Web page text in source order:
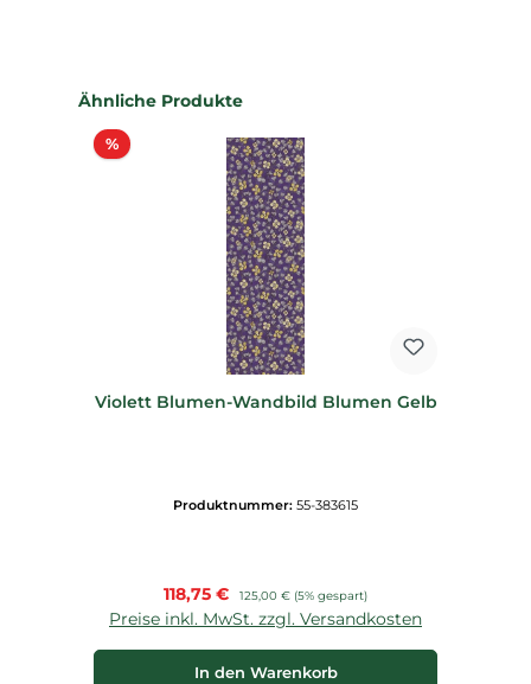
Produktgalerie überspringen
Ähnliche Produkte
%Rabatt
Violett Blumen-Wandbild Blumen Gelb
Produktnummer: 55-383615
Verkaufspreis:
118,75 € Regulärer Preis:
125,00 € (5% gespart)
Preise inkl. MwSt. zzgl. Versandkosten
In den Warenkorb